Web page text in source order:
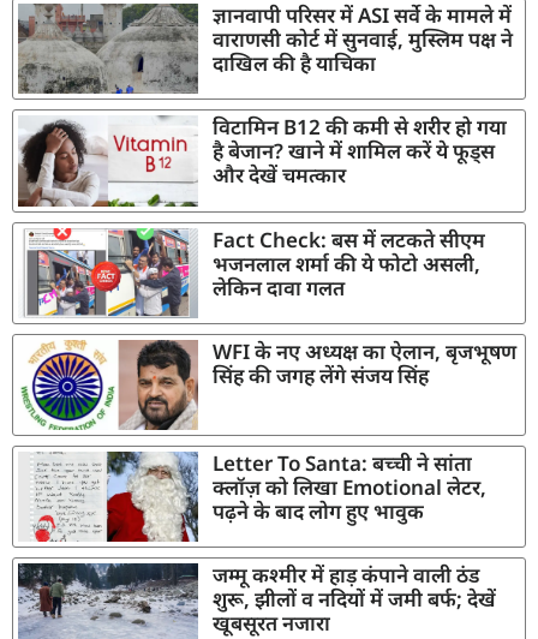
ज्ञानवापी परिसर में ASI सर्वे के मामले में
वाराणसी कोर्ट में सुनवाई, मुस्लिम पक्ष ने
दाखिल की है याचिका
विटामिन B12 की कमी से शरीर हो गया
है बेजान? खाने में शामिल करें ये फूड्स
और देखें चमत्कार
Fact Check: बस में लटकते सीएम
भजनलाल शर्मा की ये फोटो असली,
लेकिन दावा गलत
WFI के नए अध्यक्ष का ऐलान, बृजभूषण
सिंह की जगह लेंगे संजय सिंह
Letter To Santa: बच्ची ने सांता
क्लॉज़ को लिखा Emotional लेटर,
पढ़ने के बाद लोग हुए भावुक
जम्मू कश्मीर में हाड़ कंपाने वाली ठंड
शुरू, झीलों व नदियों में जमी बर्फ; देखें
खूबसूरत नजारा